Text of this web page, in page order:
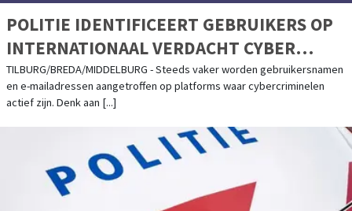
POLITIE IDENTIFICEERT GEBRUIKERS OP
INTERNATIONAAL VERDACHT CYBER
PLATFORM
TILBURG/BREDA/MIDDELBURG - Steeds vaker worden gebruikersnamen
en e-mailadressen aangetroffen op platforms waar cybercriminelen
actief zijn. Denk aan [...]